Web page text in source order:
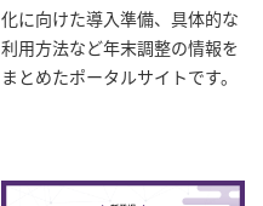
化に向けた導入準備、具体的な
利用方法など年末調整の情報を
まとめたポータルサイトです。